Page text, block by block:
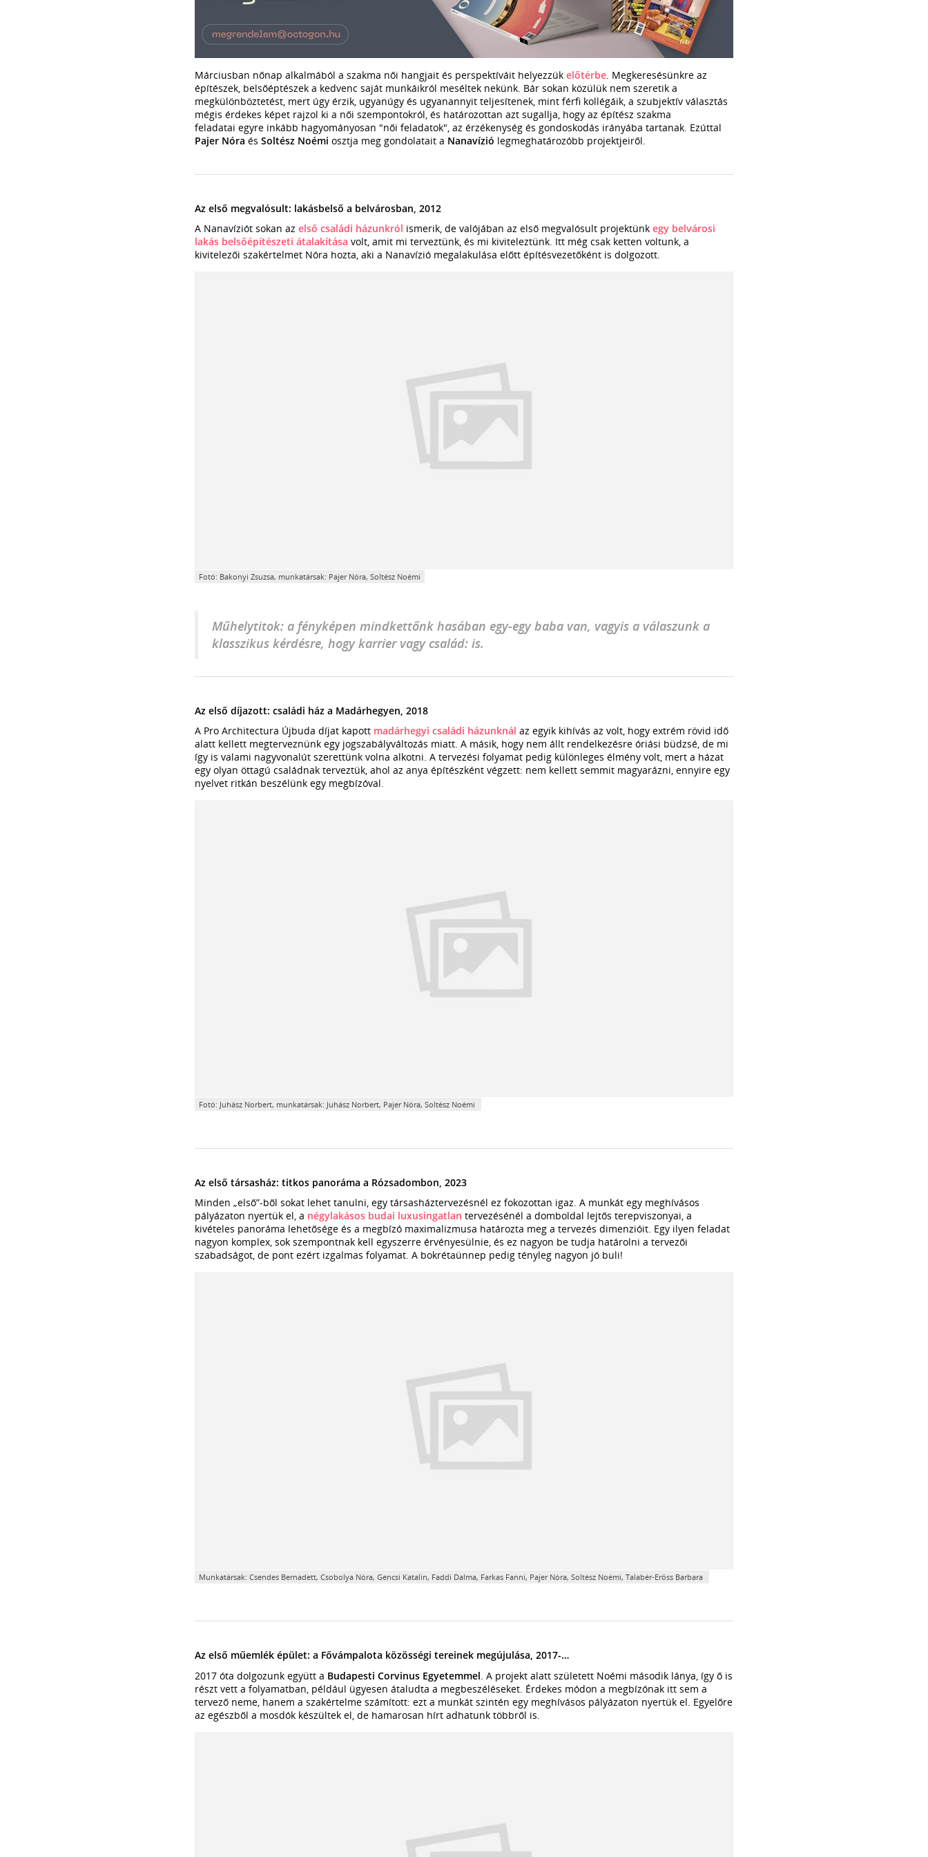
Márciusban nőnap alkalmából a szakma női hangjait és perspektíváit helyezzük előtérbe. Megkeresésünkre az
építészek, belsőéptészek a kedvenc saját munkáikról meséltek nekünk. Bár sokan közülük nem szeretik a
megkülönböztetést, mert úgy érzik, ugyanúgy és ugyanannyit teljesítenek, mint férfi kollégáik, a szubjektív választás
mégis érdekes képet rajzol ki a női szempontokról, és határozottan azt sugallja, hogy az építész szakma
feladatai egyre inkább hagyományosan "női feladatok", az érzékenység és gondoskodás irányába tartanak. Ezúttal
Pajer Nóra és Soltész Noémi osztja meg gondolatait a Nanavízió legmeghatározóbb projektjeiről.
Az első megvalósult: lakásbelső a belvárosban, 2012
A Nanavíziót sokan az első családi házunkról ismerik, de valójában az első megvalósult projektünk egy belvárosi
lakás belsőépítészeti átalakítása volt, amit mi terveztünk, és mi kiviteleztünk. Itt még csak ketten voltunk, a
kivitelezői szakértelmet Nóra hozta, aki a Nanavízió megalakulása előtt építésvezetőként is dolgozott.
Fotó: Bakonyi Zsuzsa, munkatársak: Pajer Nóra, Soltész Noémi
Műhelytitok: a fényképen mindkettőnk hasában egy-egy baba van, vagyis a válaszunk a
klasszikus kérdésre, hogy karrier vagy család: is.
Az első díjazott: családi ház a Madárhegyen, 2018
A Pro Architectura Újbuda díjat kapott madárhegyi családi házunknál az egyik kihívás az volt, hogy extrém rövid idő
alatt kellett megterveznünk egy jogszabályváltozás miatt. A másik, hogy nem állt rendelkezésre óriási büdzsé, de mi
így is valami nagyvonalút szerettünk volna alkotni. A tervezési folyamat pedig különleges élmény volt, mert a házat
egy olyan öttagú családnak terveztük, ahol az anya építészként végzett: nem kellett semmit magyarázni, ennyire egy
nyelvet ritkán beszélünk egy megbízóval.
Fotó: Juhász Norbert, munkatársak: Juhász Norbert, Pajer Nóra, Soltész Noémi
Az első társasház: titkos panoráma a Rózsadombon, 2023
Minden „első”-ből sokat lehet tanulni, egy társasháztervezésnél ez fokozottan igaz. A munkát egy meghívásos
pályázaton nyertük el, a négylakásos budai luxusingatlan tervezésénél a domboldal lejtős terepviszonyai, a
kivételes panoráma lehetősége és a megbízó maximalizmusa határozta meg a tervezés dimenzióit. Egy ilyen feladat
nagyon komplex, sok szempontnak kell egyszerre érvényesülnie, és ez nagyon be tudja határolni a tervezői
szabadságot, de pont ezért izgalmas folyamat. A bokrétaünnep pedig tényleg nagyon jó buli!
Munkatársak: Csendes Bernadett, Csobolya Nóra, Gencsi Katalin, Faddi Dalma, Farkas Fanni, Pajer Nóra, Soltész Noémi, Talabér-Erőss Barbara
Az első műemlék épület: a Fővámpalota közösségi tereinek megújulása, 2017-…
2017 óta dolgozunk együtt a Budapesti Corvinus Egyetemmel. A projekt alatt született Noémi második lánya, így ő is
részt vett a folyamatban, például ügyesen átaludta a megbeszéléseket. Érdekes módon a megbízónak itt sem a
tervező neme, hanem a szakértelme számított: ezt a munkát szintén egy meghívásos pályázaton nyertük el. Egyelőre
az egészből a mosdók készültek el, de hamarosan hírt adhatunk többről is.